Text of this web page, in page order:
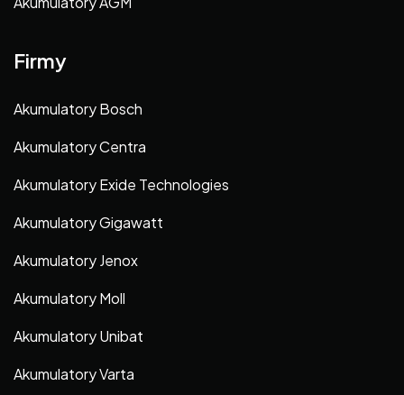
Firmy
Akumulatory Bosch
Akumulatory Centra
Akumulatory Exide Technologies
Akumulatory Gigawatt
Akumulatory Jenox
Akumulatory Moll
Akumulatory Unibat
Akumulatory Varta